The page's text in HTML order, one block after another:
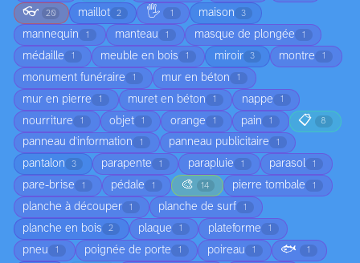
👓 20 maillot 2 🖐️ 1 maison 3
mannequin 1 manteau 1 masque de plongée 1
médaille 1 meuble en bois 1 miroir 3 montre 1
monument funéraire 1 mur en béton 1
mur en pierre 1 muret en béton 1 nappe 1
nourriture 1 objet 1 orange 1 pain 1 📋 8
panneau d'information 1 panneau publicitaire 1
pantalon 3 parapente 1 parapluie 1 parasol 1
pare-brise 1 pédale 1 🎨 14 pierre tombale 1
planche à découper 1 planche de surf 1
planche en bois 2 plaque 1 plateforme 1
pneu 1 poignée de porte 1 poireau 1 🐟 1